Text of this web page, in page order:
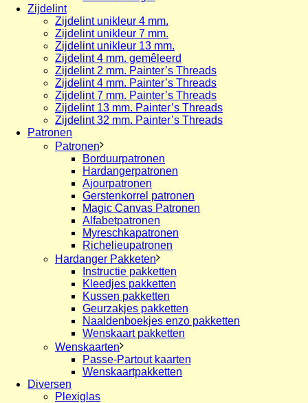
Zijdelint
Zijdelint unikleur 4 mm.
Zijdelint unikleur 7 mm.
Zijdelint unikleur 13 mm.
Zijdelint 4 mm. gemêleerd
Zijdelint 2 mm. Painter’s Threads
Zijdelint 4 mm. Painter’s Threads
Zijdelint 7 mm. Painter’s Threads
Zijdelint 13 mm. Painter’s Threads
Zijdelint 32 mm. Painter’s Threads
Patronen
Patronen
Borduurpatronen
Hardangerpatronen
Ajourpatronen
Gerstenkorrel patronen
Magic Canvas Patronen
Alfabetpatronen
Myreschkapatronen
Richelieupatronen
Hardanger Pakketen
Instructie pakketten
Kleedjes pakketten
Kussen pakketten
Geurzakjes pakketten
Naaldenboekjes enzo pakketten
Wenskaart pakketten
Wenskaarten
Passe-Partout kaarten
Wenskaartpakketten
Diversen
Plexiglas